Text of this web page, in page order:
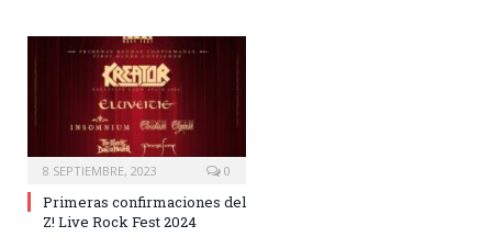
8 SEPTIEMBRE, 2023 0
Primeras confirmaciones del
Z! Live Rock Fest 2024